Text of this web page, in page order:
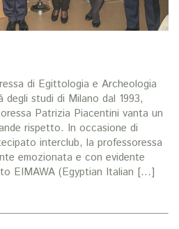
di Egittologia e Archeologia
degli studi di Milano dal 1993,
Patrizia Piacentini vanta un
rispetto. In occasione di
interclub, la professoressa
emozionata e con evidente
EIMAWA (Egyptian Italian […]